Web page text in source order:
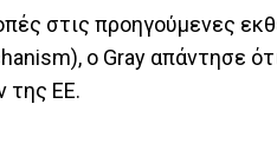
στις προηγούμενες
ο Gray απάντησε
της ΕΕ.